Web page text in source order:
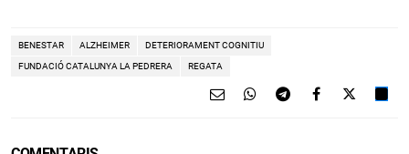
BENESTAR ALZHEIMER DETERIORAMENT COGNITIU
FUNDACIÓ CATALUNYA LA PEDRERA REGATA